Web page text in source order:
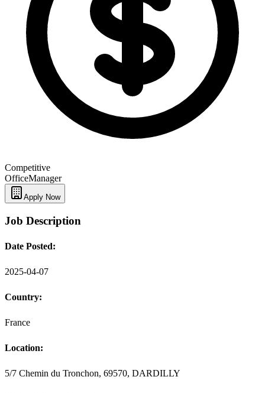
Competitive
OfficeManager
Apply Now
Job Description
Date Posted:
2025-04-07
Country:
France
Location:
5/7 Chemin du Tronchon, 69570, DARDILLY